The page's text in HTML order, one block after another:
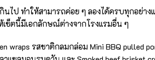
ไป ทำให้สามารถค่อย ๆ ลองได้ครบทุกอย่า
เซ็ตนี้มีเอกลักษณ์ต่างจากโรงแรมอื่น ๆ
wraps รสชาติกลมกล่อม Mini BBQ pulled